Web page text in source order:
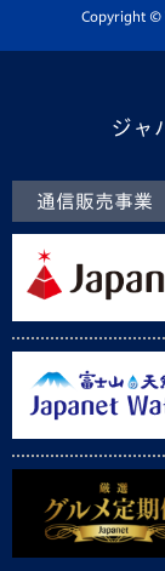
ホームタウ
Copyright ©
ジャ
通信販売事業